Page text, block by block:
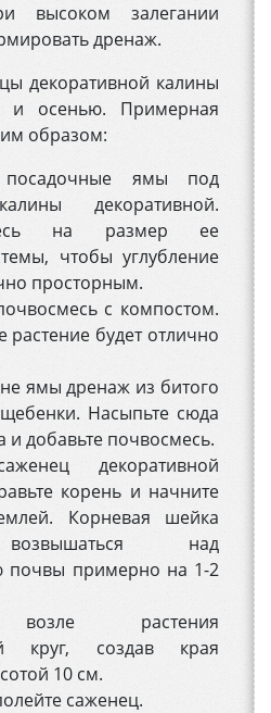
высоком залегании
дренаж.
декоративной калины
осенью. Примерная
образом:
посадочные ямы под
декоративной.
на размер ее
чтобы углубление
просторным.
с компостом.
растение будет отлично
ямы дренаж из битого
Насыпьте сюда
и добавьте почвосмесь.
декоративной
корень и начните
Корневая шейка
над
почвы примерно на 1-2
возле растения
круг, создав края
10 см.
саженец.